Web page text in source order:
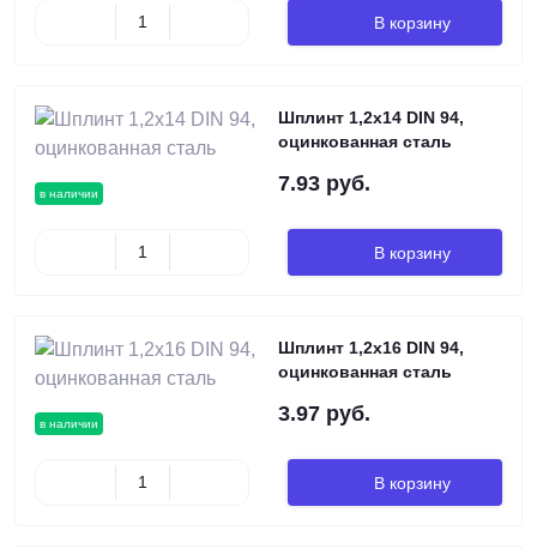
В корзину
в наличии
Шплинт 1,2х14 DIN 94,
оцинкованная сталь
7.93 руб.
В корзину
в наличии
Шплинт 1,2х16 DIN 94,
оцинкованная сталь
3.97 руб.
В корзину